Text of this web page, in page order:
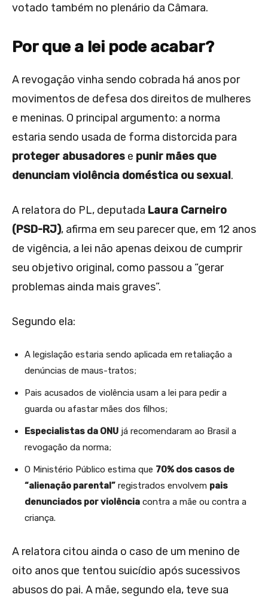
votado também no plenário da Câmara.
Por que a lei pode acabar?
A revogação vinha sendo cobrada há anos por
movimentos de defesa dos direitos de mulheres
e meninas. O principal argumento: a norma
estaria sendo usada de forma distorcida para
proteger abusadores e punir mães que
denunciam violência doméstica ou sexual.
A relatora do PL, deputada Laura Carneiro
(PSD-RJ), afirma em seu parecer que, em 12 anos
de vigência, a lei não apenas deixou de cumprir
seu objetivo original, como passou a “gerar
problemas ainda mais graves”.
Segundo ela:
A legislação estaria sendo aplicada em retaliação a
denúncias de maus-tratos;
Pais acusados de violência usam a lei para pedir a
guarda ou afastar mães dos filhos;
Especialistas da ONU já recomendaram ao Brasil a
revogação da norma;
O Ministério Público estima que 70% dos casos de
“alienação parental” registrados envolvem pais
denunciados por violência contra a mãe ou contra a
criança.
A relatora citou ainda o caso de um menino de
oito anos que tentou suicídio após sucessivos
abusos do pai. A mãe, segundo ela, teve sua